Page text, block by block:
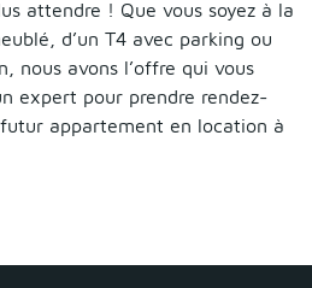
attendre ! Que vous soyez à la
d’un T4 avec parking ou
nous avons l’offre qui vous
expert pour prendre rendez-
appartement en location à